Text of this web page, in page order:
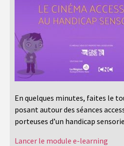
En quelques minutes, faites le
posant autour des séances
porteuses d’un handicap
Lancer le module e-learning